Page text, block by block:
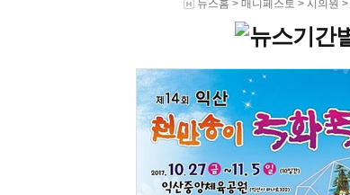
紐⑦
1
cctv
LH
3
chlwntjd
22
뉴스홈 > 매니페스토 > 시의원 >